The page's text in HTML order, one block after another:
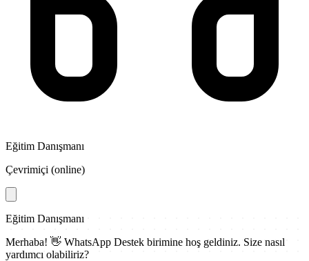
Eğitim Danışmanı
Çevrimiçi (online)
Eğitim Danışmanı
Merhaba! 👋 WhatsApp Destek birimine hoş geldiniz. Size nasıl
yardımcı olabiliriz?